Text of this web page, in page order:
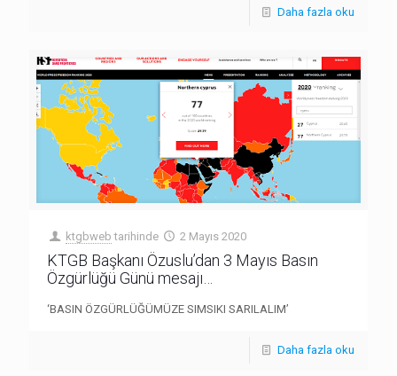
Daha fazla oku
ktgbweb tarihinde 2 Mayıs 2020
KTGB Başkanı Özuslu’dan 3 Mayıs Basın
Özgürlüğü Günü mesajı…
‘BASIN ÖZGÜRLÜĞÜMÜZE SIMSIKI SARILALIM’
Daha fazla oku